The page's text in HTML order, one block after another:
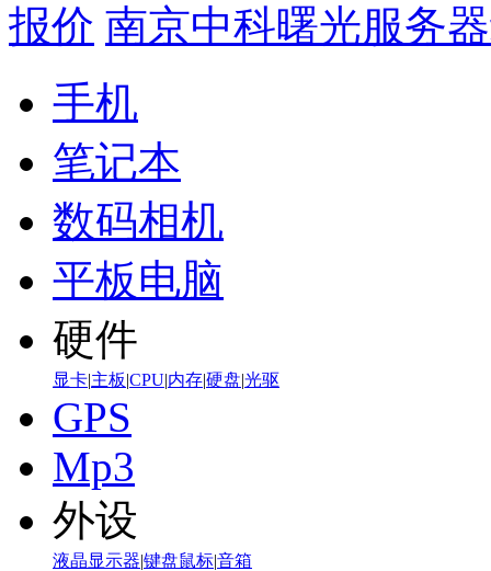
报价 南京中科曙光服务
手机
笔记本
数码相机
平板电脑
硬件
显卡|主板|CPU|内存|硬盘|光驱
GPS
Mp3
外设
液晶显示器|键盘鼠标|音箱